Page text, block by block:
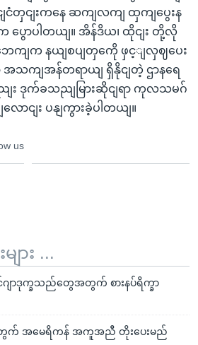
ငျငံတှငျးကနေ ဆကျလကျ ထှကျပွေးန
ပွောပါတယျ။ အိန်ဒိယ၊ ထိုငျး တို့လို
ဘေကျက နယျစပျတှကေို ဖှင့ျလှဈပေး
ာ အသကျအန်တရာယျ ရှိနိုငျတဲ့ ဌာနရေ
ျး ဒုက်ခသညျမြားဆိုငျရာ ကုလသမဂ်
ာငျး ပနျကွားခဲ့ပါတယျ။
us
ား ...
ျာဒုက္ခသည်တွေအတွက် စားနပ်ရိက္ခာ
က် အမေရိကန် အကူအညီ တိုးပေးမည်